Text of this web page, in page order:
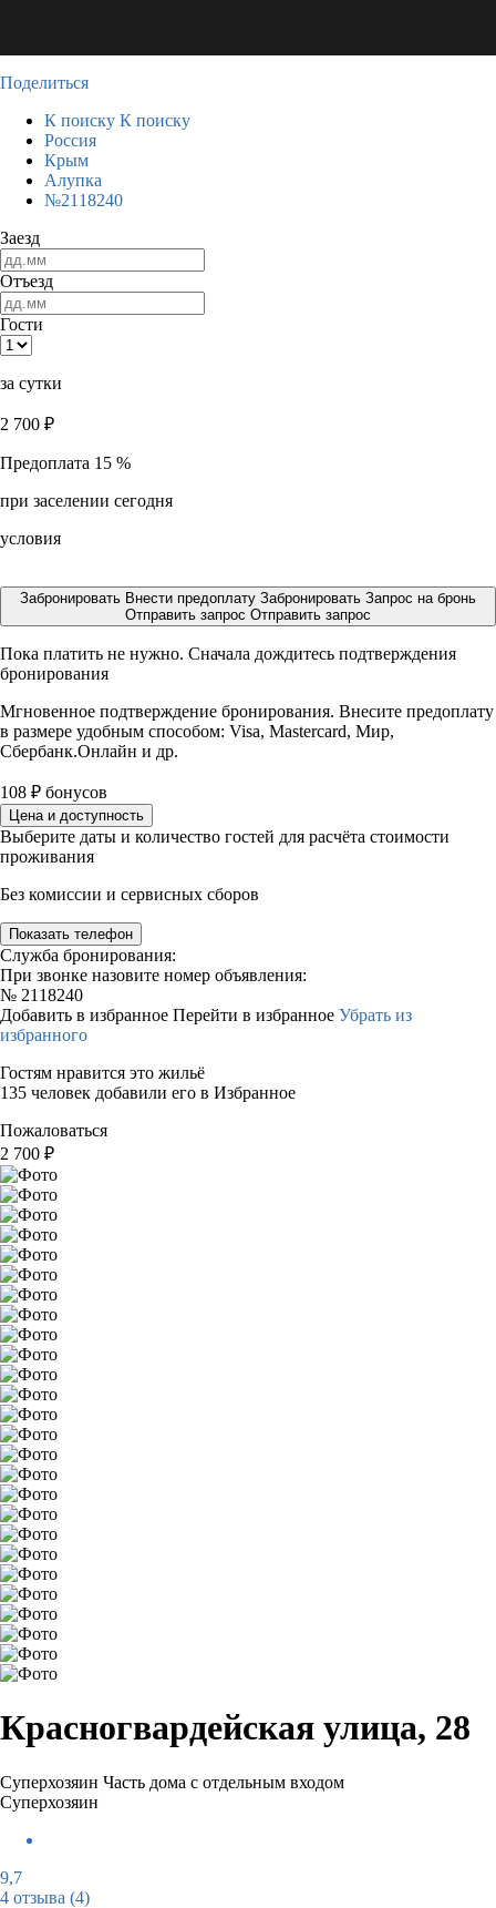
Поделиться
К поиску К поиску
Россия
Крым
Алупка
№2118240
Заезд
Отъезд
Гости
за сутки
2 700 ₽
Предоплата 15 %
при заселении сегодня
условия
Забронировать Внести предоплату Забронировать Запрос на бронь
Отправить запрос Отправить запрос
Пока платить не нужно. Сначала дождитесь подтверждения
бронирования
Мгновенное подтверждение бронирования. Внесите предоплату
в размере удобным способом: Visa, Mastercard, Мир,
Сбербанк.Онлайн и др.
108 ₽ бонусов
Цена и доступность
Выберите даты и количество гостей для расчёта стоимости
проживания
Без комиссии и сервисных сборов
Показать телефон
Служба бронирования:
При звонке назовите номер объявления:
№ 2118240
Добавить в избранное Перейти в избранное Убрать из
избранного
Гостям нравится это жильё
135 человек добавили его в Избранное
Пожаловаться
2 700 ₽
Красногвардейская улица, 28
Суперхозяин Часть дома с отдельным входом
Суперхозяин
9,7
4 отзыва (4)